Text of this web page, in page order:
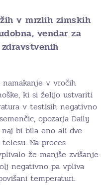
v mrzlih zimskih
vendar za
v vročih
ki si želijo ustvariti
v testisih negativno
opozarja Daily
bi bila eno ali dve
Na proces
že manjše zvišanje
negativno pa vpliva
temperaturi.